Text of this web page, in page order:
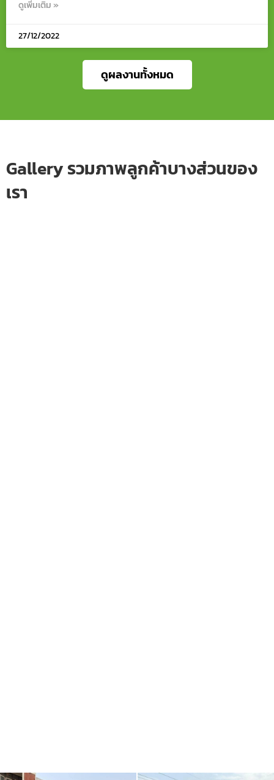
ดูเพิ่มเติม »
27/12/2022
ดูผลงานทั้งหมด
Gallery รวมภาพลูกค้าบางส่วนของ
เรา